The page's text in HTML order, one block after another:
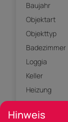
Baujahr
Objektart
Objekttyp
Badezimmer
Loggia
Keller
Heizung
Verfügbar ab
Hinweis